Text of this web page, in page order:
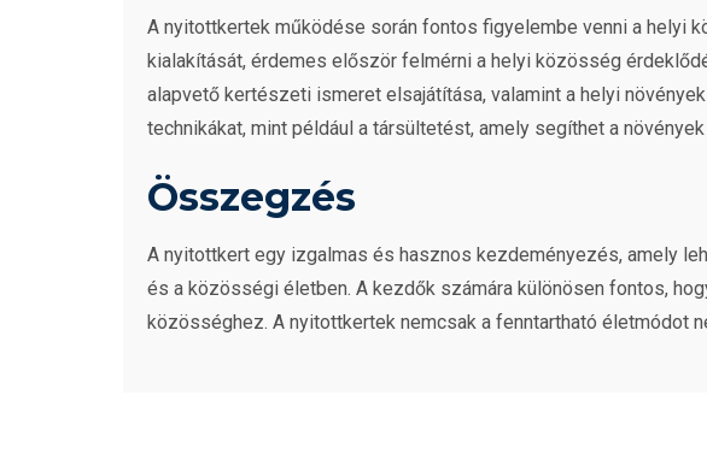
A nyitottkertek működése során fontos figyelembe venni a helyi
kialakítását, érdemes először felmérni a helyi közösség
alapvető kertészeti ismeret elsajátítása, valamint a helyi
technikákat, mint például a társültetést, amely segíthet a
Összegzés
A nyitottkert egy izgalmas és hasznos kezdeményezés, amely
és a közösségi életben. A kezdők számára különösen fontos,
közösséghez. A nyitottkertek nemcsak a fenntartható életmódot